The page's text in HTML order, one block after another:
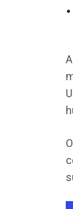
A